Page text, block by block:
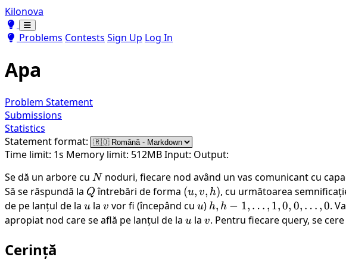
Kilonova
Toggle theme
Toggle theme
Problems Contests Sign Up Log In
Apa
Problem Statement
Submissions
Statistics
Statement format:
Time limit: 1s Memory limit: 512MBInput: Output:
Se dă un arbore cu N
N noduri, fiecare nod având un vas comunicant cu
Să se răspundă la Q
Q întrebări de forma (u,
v,
h)
(u, v, h), cu următoarea
de pe lanțul de la u
u la v
v vor fi (începând cu u
u) h, h-1,
\ldots,
h, h − 1, … , 1,0, 0, … ,0.
apropiat nod care se află pe lanțul de la u
u la v
v. Pentru fiecare query, se
Cerință